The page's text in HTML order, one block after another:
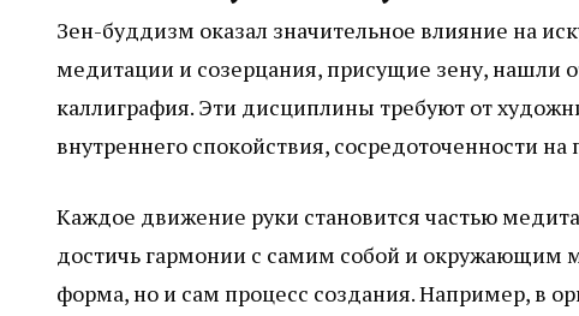
Зен-буддизм оказал значительное влияние на
медитации и созерцания, присущие зену, нашли
каллиграфия. Эти дисциплины требуют от
внутреннего спокойствия, сосредоточенности на
Каждое движение руки становится частью
достичь гармонии с самим собой и окружающим
форма, но и сам процесс создания. Например, в